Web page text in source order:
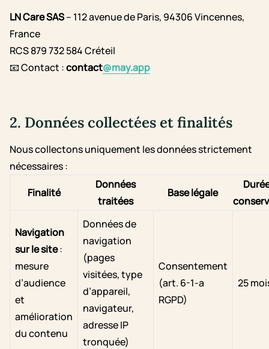
LN Care SAS– 112 avenue de Paris, 94306 Vincennes,
France
RCS 879 732 584 Créteil
📧 Contact :contact@may.app
2. Données collectées et finalités
Nous collectons uniquement les données strictement
nécessaires :
Finalité
Données
traitées
Base légale
Navigation
sur le site:
mesure
d’audience
et
amélioration
du contenu
Données de
navigation
(pages
visitées, type
d’appareil,
navigateur,
adresse IP
tronquée)
Consentement
(art. 6-1-a
RGPD)
25